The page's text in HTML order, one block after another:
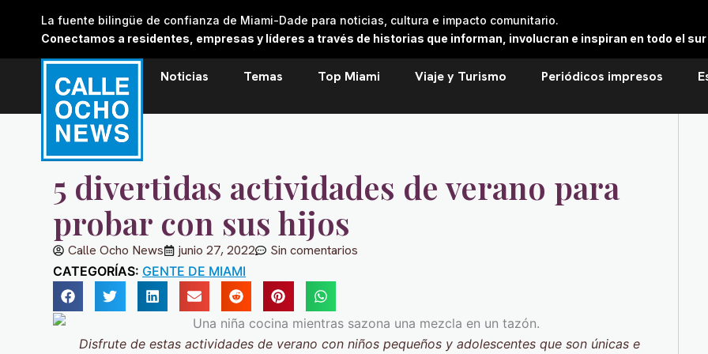
La fuente bilingüe de confianza de Miami-Dade para noticias, cultura e impacto comunitario.
Conectamos a residentes, empresas y líderes a través de historias que informan, involucran e inspiran en todo el sur
Noticias Temas Top Miami Viaje y Turismo Periódicos impresos
5 divertidas actividades de verano para
probar con sus hijos
Calle Ocho News junio 27, 2022 Sin comentarios
CATEGORÍAS: GENTE DE MIAMI
Disfrute de estas actividades de verano con niños pequeños y adolescentes que son únicas e